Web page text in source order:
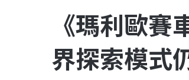
《瑪利歐
界探索模式